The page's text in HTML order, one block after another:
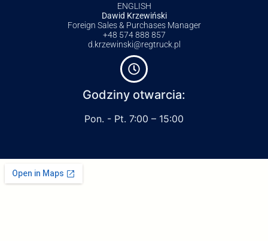
ENGLISH
Dawid Krzewiński
Foreign Sales & Purchases Manager
+48 574 888 857
d.krzewinski@regtruck.pl
Godziny otwarcia:
Pon. - Pt. 7:00 – 15:00